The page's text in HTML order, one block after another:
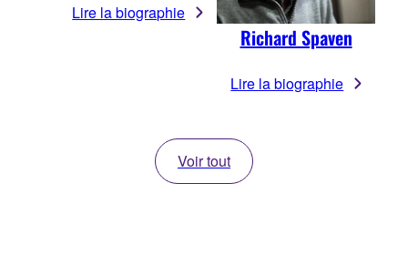
Lire la biographie
Richard Spaven
Lire la biographie
Voir tout